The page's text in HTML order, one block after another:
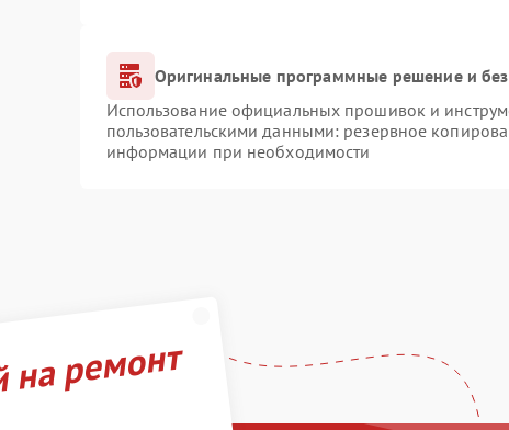
Оригинальные программные решение и
Использование официальных прошивок и
пользовательскими данными: резервное
информации при необходимости
ремонт